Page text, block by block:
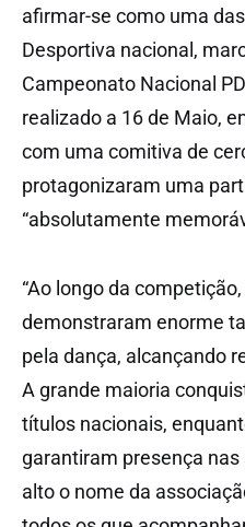
afirmar-se como uma
Desportiva nacional,
Campeonato Nacional
realizado a 16 de Maio,
com uma comitiva de
protagonizaram uma
“absolutamente
“Ao longo da
demonstraram enorme
pela dança, alcançando
A grande maioria
títulos nacionais,
garantiram presença
alto o nome da